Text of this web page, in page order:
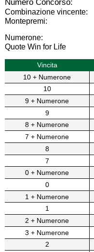
Combinazione vincente:
Montepremi:
Numerone:
Quote Win for Life
Vincita
10 + Numerone
10
9 + Numerone
9
8 + Numerone
7 + Numerone
8
7
0 + Numerone
0
1 + Numerone
1
2 + Numerone
3 + Numerone
2